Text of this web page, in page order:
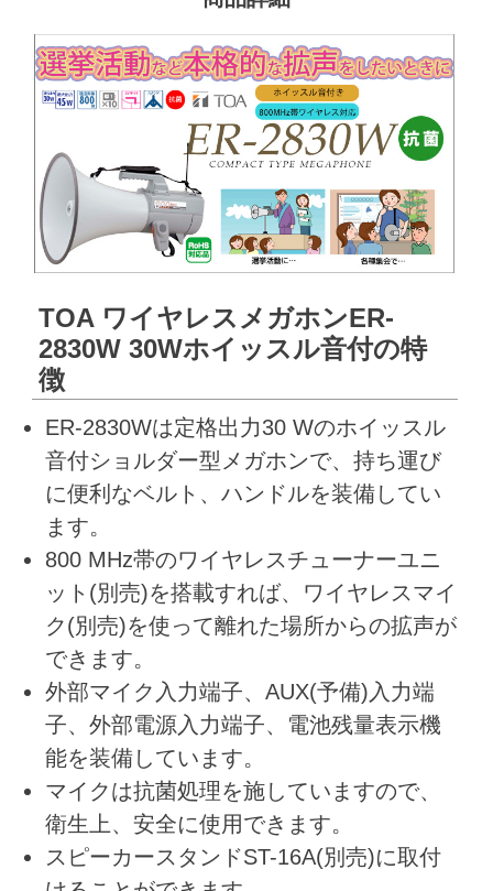
TOA ワイヤレスメガホンER-
2830W 30Wホイッスル音付の特
徴
ER-2830Wは定格出力30 Wのホイッスル
音付ショルダー型メガホンで、持ち運び
に便利なベルト、ハンドルを装備してい
ます。
800 MHz帯のワイヤレスチューナーユニ
ット(別売)を搭載すれば、ワイヤレスマイ
ク(別売)を使って離れた場所からの拡声が
できます。
外部マイク入力端子、AUX(予備)入力端
子、外部電源入力端子、電池残量表示機
能を装備しています。
マイクは抗菌処理を施していますので、
衛生上、安全に使用できます。
スピーカースタンドST-16A(別売)に取付